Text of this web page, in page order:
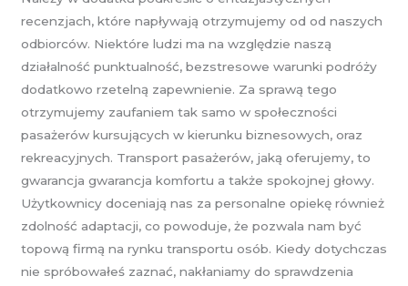
recenzjach, które napływają otrzymujemy od od naszych
odbiorców. Niektóre ludzi ma na względzie naszą
działalność punktualność, bezstresowe warunki podróży
dodatkowo rzetelną zapewnienie. Za sprawą tego
otrzymujemy zaufaniem tak samo w społeczności
pasażerów kursujących w kierunku biznesowych, oraz
rekreacyjnych. Transport pasażerów, jaką oferujemy, to
gwarancja gwarancja komfortu a także spokojnej głowy.
Użytkownicy doceniają nas za personalne opiekę również
zdolność adaptacji, co powoduje, że pozwala nam być
topową firmą na rynku transportu osób. Kiedy dotychczas
nie spróbowałeś zaznać, nakłaniamy do sprawdzenia